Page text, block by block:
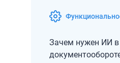
Зачем нужен ИИ в